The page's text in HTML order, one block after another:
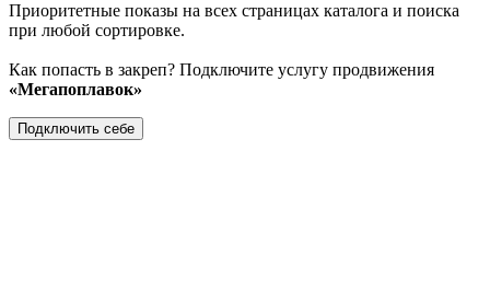
Приоритетные показы на всех страницах каталога и поиска
при любой сортировке.
Как попасть в закреп? Подключите услугу продвижения
«Мегапоплавок»
Подключить себе